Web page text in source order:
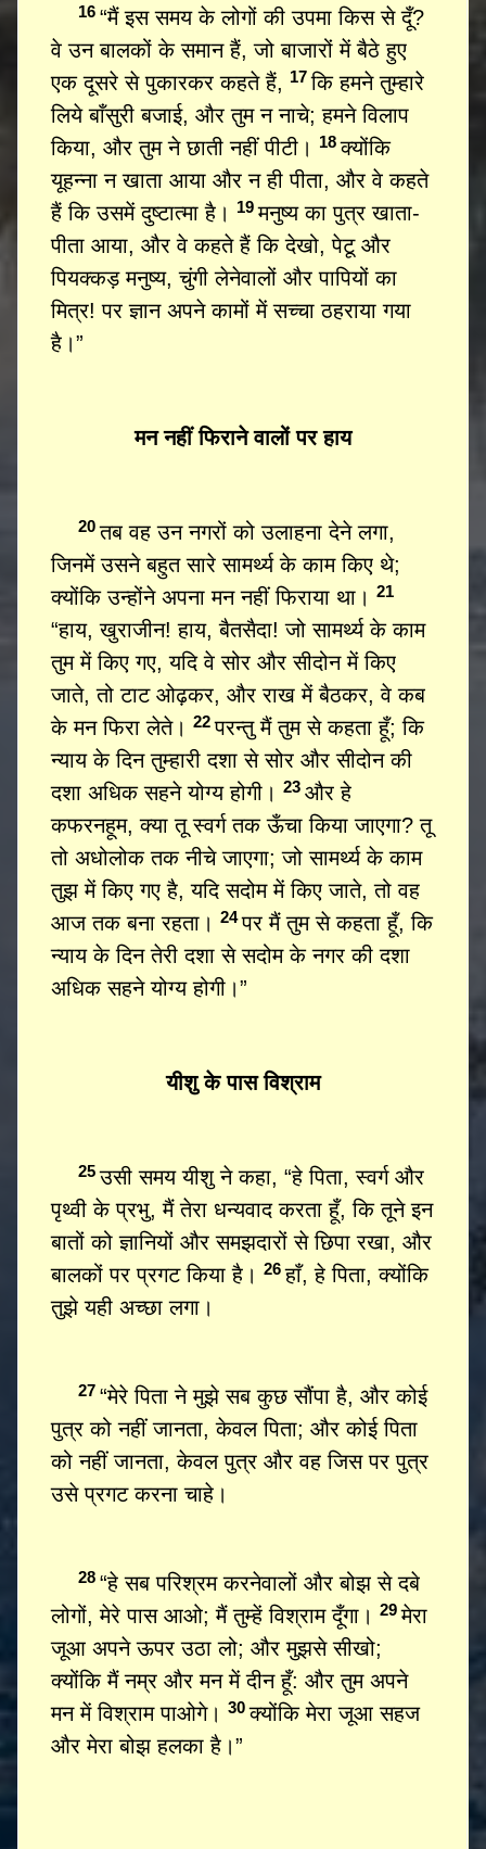
16“मैं इस समय के लोगों की उपमा किस से दूँ?
वे उन बालकों के समान हैं, जो बाजारों में बैठे हुए
एक दूसरे से पुकारकर कहते हैं, 17कि हमने तुम्हारे
लिये बाँसुरी बजाई, और तुम न नाचे; हमने विलाप
किया, और तुम ने छाती नहीं पीटी।
18क्योंकि
यूहन्ना न खाता आया और न ही पीता, और वे कहते
हैं कि उसमें दुष्टात्मा है।
19मनुष्य का पुत्र खाता-
पीता आया, और वे कहते हैं कि देखो, पेटू और
पियक्कड़ मनुष्य, चुंगी लेनेवालों और पापियों का
मित्र! पर ज्ञान अपने कामों में सच्चा ठहराया गया
है।”
मन नहीं फिराने वालों पर हाय
20तब वह उन नगरों को उलाहना देने लगा,
जिनमें उसने बहुत सारे सामर्थ्य के काम किए थे;
क्योंकि उन्होंने अपना मन नहीं फिराया था।21
“हाय, खुराजीन! हाय, बैतसैदा! जो सामर्थ्य के काम
तुम में किए गए, यदि वे सोर और सीदोन में किए
जाते, तो टाट ओढ़कर, और राख में बैठकर, वे कब
के मन फिरा लेते।22परन्तु मैं तुम से कहता हूँ; कि
न्याय के दिन तुम्हारी दशा से सोर और सीदोन की
दशा अधिक सहने योग्य होगी।23 और हे
कफरनहूम, क्या तू स्वर्ग तक ऊँचा किया जाएगा? तू
तो अधोलोक तक नीचे जाएगा; जो सामर्थ्य के काम
तुझ में किए गए है, यदि सदोम में किए जाते, तो वह
आज तक बना रहता।24पर मैं तुम से कहता हूँ, कि
न्याय के दिन तेरी दशा से सदोम के नगर की दशा
अधिक सहने योग्य होगी।”
यीशु के पास विश्राम
25उसी समय यीशु ने कहा, “हे पिता, स्वर्ग और
पृथ्वी के प्रभु, मैं तेरा धन्यवाद करता हूँ, कि तूने इन
बातों को ज्ञानियों और समझदारों से छिपा रखा, और
बालकों पर प्रगट किया है।26हाँ, हे पिता, क्योंकि
तुझे यही अच्छा लगा।
27“मेरे पिता ने मुझे सब कुछ सौंपा है, और कोई
पुत्र को नहीं जानता, केवल पिता; और कोई पिता
को नहीं जानता, केवल पुत्र और वह जिस पर पुत्र
उसे प्रगट करना चाहे।
28“हे सब परिश्रम करनेवालों और बोझ से दबे
लोगों, मेरे पास आओ; मैं तुम्हें विश्राम दूँगा।29मेरा
जूआ अपने ऊपर उठा लो; और मुझसे सीखो;
क्योंकि मैं नम्र और मन में दीन हूँ: और तुम अपने
मन में विश्राम पाओगे।30क्योंकि मेरा जूआ सहज
और मेरा बोझ हलका है।”